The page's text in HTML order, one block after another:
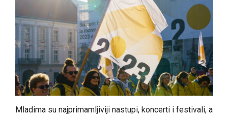
Mladima su najprimamljiviji nastupi, koncerti i festivali, a